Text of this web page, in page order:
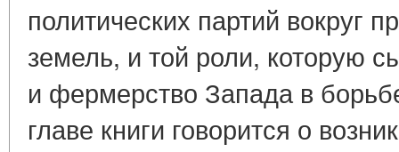
политических партий вокруг
земель, и той роли, которую
и фермерство Запада в
главе книги говорится о